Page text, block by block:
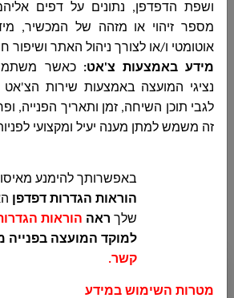
مناقصة رقم 14-2022 لنقل خطوط
المرفق
أقسام المجلس
ושפת הדפדפן, נתונים על דפים
מספר זיהוי או מזהה של המכשיר,
אוטומטי ו/או לצורך ניהול האתר ושיפור
מידע באמצעות צ'אט: כאשר
נציגי המועצה באמצעות שירות
לגבי תוכן השיחה, זמן ותאריך הפנייה,
זה משמש למתן מענה יעיל ומקצועי
באפשרותך להימנע
הוראות הגדרות דפדפן
שלך ראה הוראות
למוקד המועצה בפנייה
קשר.
מטרות השימוש במידע